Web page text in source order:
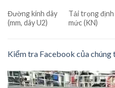
Đường kính dây
(mm, dây U2)
Tải trọng định
mức (KN)
Kiểm tra Facebook của chúng
Video